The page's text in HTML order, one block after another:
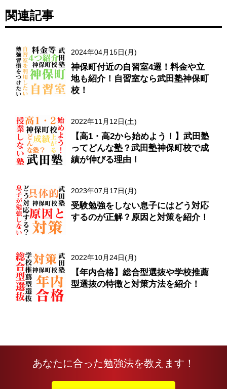
関連記事
2024年04月15日(月)
神保町付近の自習室4選！料金や立
地も紹介！自習室なら武田塾神保町
校！
2022年11月12日(土)
【高1・高2から始めよう！】武田塾
ってどんな塾？武田塾神保町校で成
績が伸びる理由！
2023年07月17日(月)
受験勉強をしない息子にはどう対応
するのが正解？原因と対策を紹介！
2022年10月24日(月)
【年内合格】総合型選抜や学校推薦
型選抜の特徴と対策方法を紹介！
あなたに合った勉強法を教えます！